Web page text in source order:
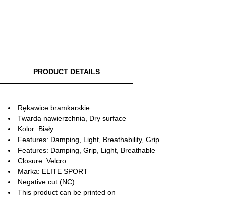
PRODUCT DETAILS
Rękawice bramkarskie
Twarda nawierzchnia, Dry surface
Kolor: Biały
Features: Damping, Light, Breathability, Grip
Features: Damping, Grip, Light, Breathable
Closure: Velcro
Marka: ELITE SPORT
Negative cut (NC)
This product can be printed on